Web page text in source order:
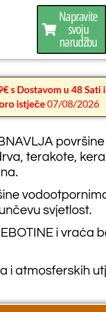
Napravite
svoju
narudžbu
s Dostavom u 48 Sati
istječe07/08/2026
površine
terakote,
svjetlost.
i vraća
i atmosferskih